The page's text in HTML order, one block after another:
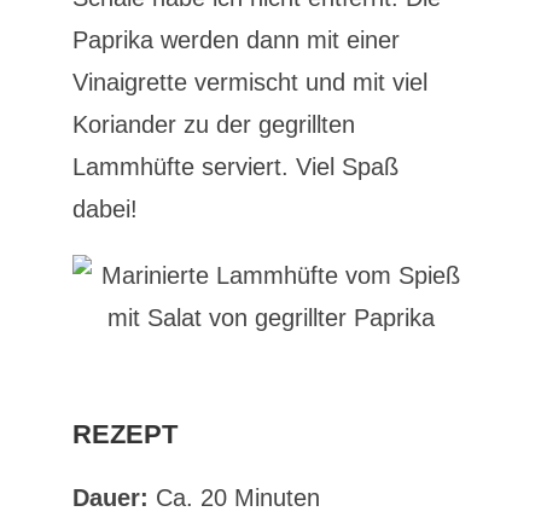
Paprika werden dann mit einer
Vinaigrette vermischt und mit viel
Koriander zu der gegrillten
Lammhüfte serviert. Viel Spaß
dabei!
REZEPT
Dauer: Ca. 20 Minuten